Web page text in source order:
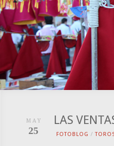
MAY
25
LAS
FOTOBLOG /